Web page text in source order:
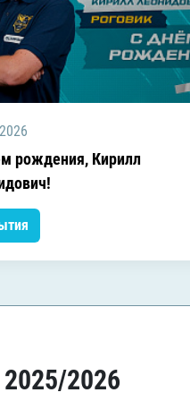
рождения, Кирилл
2026